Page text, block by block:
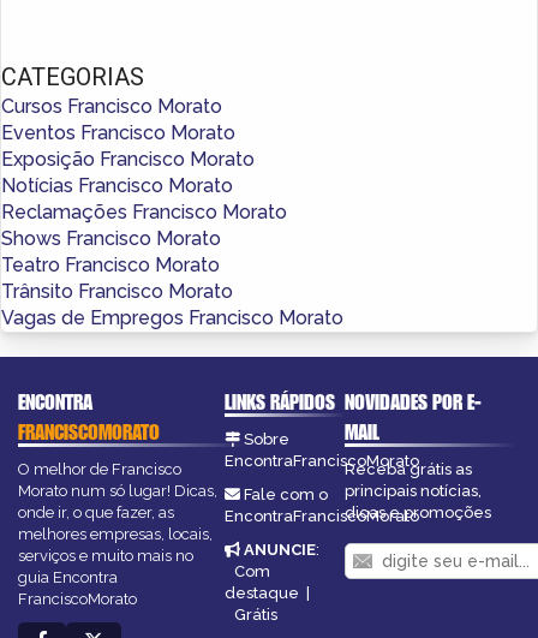
CATEGORIAS
Cursos Francisco Morato
Eventos Francisco Morato
Exposição Francisco Morato
Notícias Francisco Morato
Reclamações Francisco Morato
Shows Francisco Morato
Teatro Francisco Morato
Trânsito Francisco Morato
Vagas de Empregos Francisco Morato
ENCONTRA
FRANCISCOMORATO
O melhor de Francisco
Morato num só lugar! Dicas,
onde ir, o que fazer, as
melhores empresas, locais,
serviços e muito mais no
guia Encontra
FranciscoMorato
LINKS RÁPIDOS
Sobre
EncontraFranciscoMorato
Fale com o
EncontraFranciscoMorato
ANUNCIE:
Com
destaque
Grátis
NOVIDADES POR E-
MAIL
Receba grátis as
principais notícias,
dicas e promoções